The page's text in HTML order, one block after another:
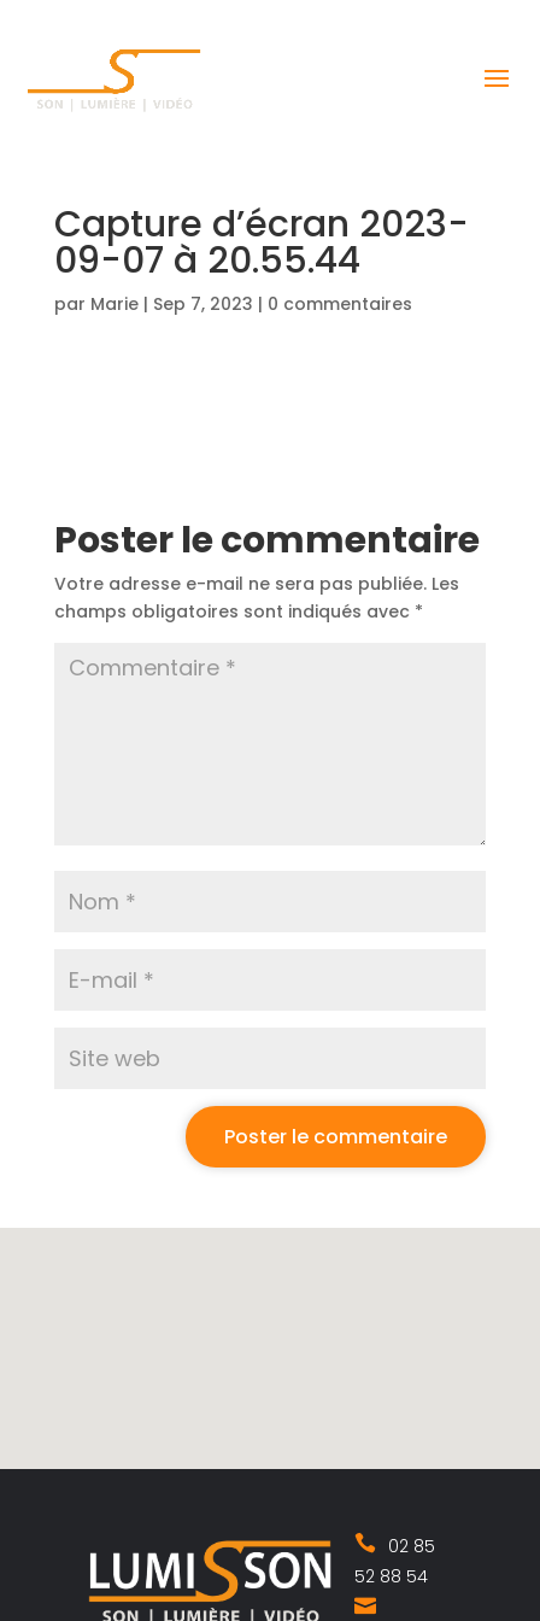
Capture d’écran 2023-
09-07 à 20.55.44
par Marie| Sep 7, 2023 | 0 commentaires
Poster le commentaire
Votre adresse e-mail ne sera pas publiée. Les
champs obligatoires sont indiqués avec *
02 85
52 88 54